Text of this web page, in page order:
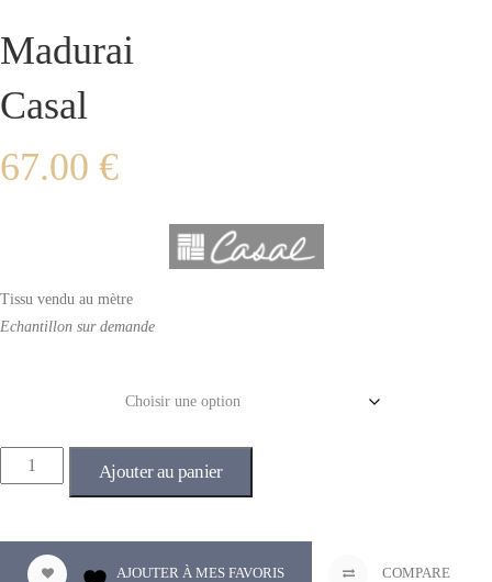
Madurai
Casal
67.00 €
Tissu vendu au mètre
Echantillon sur demande
Ajouter au panier
AJOUTER À MES FAVORIS COMPARE